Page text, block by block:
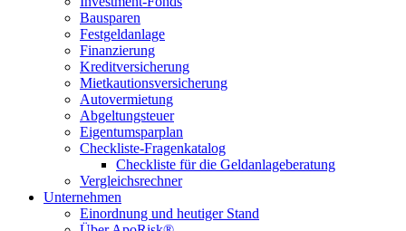
Bausparen
Festgeldanlage
Finanzierung
Kreditversicherung
Mietkautionsversicherung
Autovermietung
Abgeltungsteuer
Eigentumsparplan
Checkliste-Fragenkatalog
Checkliste für die Geldanlageberatung
Vergleichsrechner
Unternehmen
Einordnung und heutiger Stand